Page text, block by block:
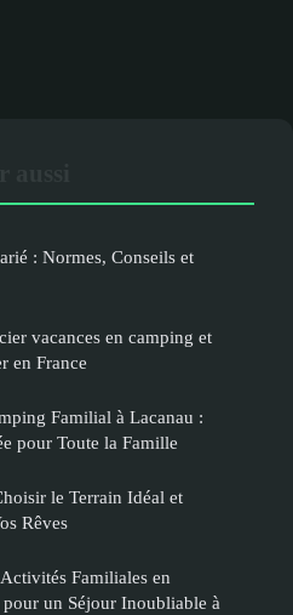
: Normes, Conseils et
vacances en camping et
en France
Familial à Lacanau :
pour Toute la Famille
le Terrain Idéal et
Rêves
Familiales en
un Séjour Inoubliable à